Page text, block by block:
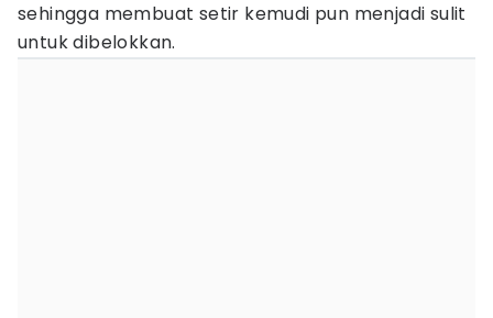
sehingga membuat setir kemudi pun menjadi sulit
untuk dibelokkan.